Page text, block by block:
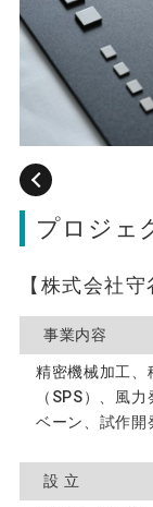
プロジェ
株式会社守
事業内容
精密機械加工、
（SPS）、風
ベーン、試作開
設立